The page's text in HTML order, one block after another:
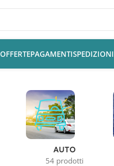
OFFERTEPAGAMENTISPEDIZIONI
AUTO
54 prodotti